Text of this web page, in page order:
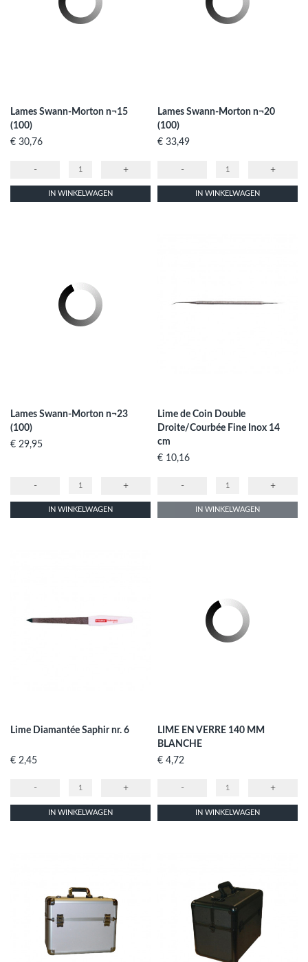
Lames Swann-Morton n¬15
(100)
Prijs
€ 30,76
- +
IN WINKELWAGEN
Lames Swann-Morton n¬20
(100)
Prijs
€ 33,49
- +
IN WINKELWAGEN
Lames Swann-Morton n¬23
(100)
Prijs
€ 29,95
- +
IN WINKELWAGEN
Lime de Coin Double
Droite/Courbée Fine Inox 14
cm
Prijs
€ 10,16
- +
IN WINKELWAGEN
Lime Diamantée Saphir nr. 6
Prijs
€ 2,45
- +
IN WINKELWAGEN
LIME EN VERRE 140 MM
BLANCHE
Prijs
€ 4,72
- +
IN WINKELWAGEN